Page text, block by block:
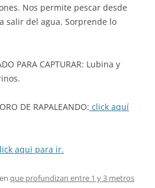
Nos permite pescar desde
salir del agua. Sorprende lo
PARA CAPTURAR: Lubina y
DE RAPALEANDO: click aquí
aquí para ir.
que profundizan entre 1 y 3 metros